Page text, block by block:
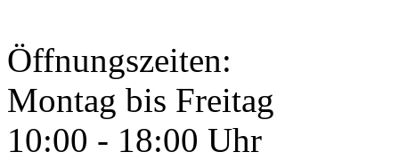
Öffnungszeiten:
Montag bis Freitag
10:00 - 18:00 Uhr